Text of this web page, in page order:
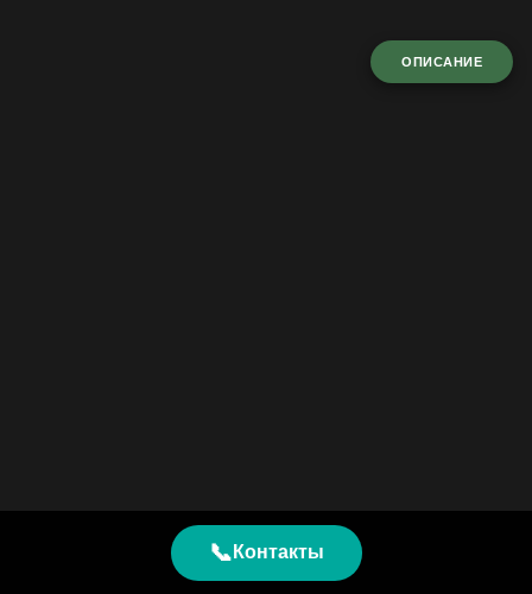
ОПИСАНИЕ
📞 Контакты